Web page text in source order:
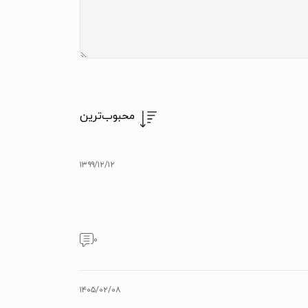
محبوب‌ترین
۱۳۹۹/۱۲/۱۲
۰
۱۴۰۵/۰۲/۰۸